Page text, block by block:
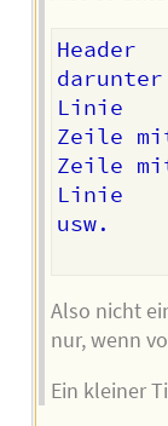
Header
Linie
Zeile
Zeile
Linie
usw.
Also nicht
nur, wenn
Ein kleiner